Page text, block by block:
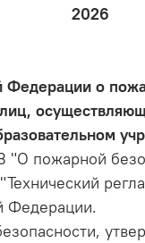
2026
о
"О пожарной
Федерации.